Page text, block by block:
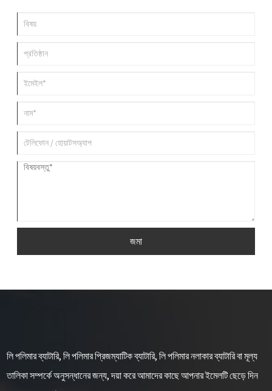
জমা
লি পলিমার ব্যাটারি, লি পলিমার প্রিজম্যাটিক ব্যাটারি, লি পলিমার নলাকার ব্যাটারি বা মূল্য
তালিকা সম্পর্কে অনুসন্ধানের জন্য, দয়া করে আমাদের কাছে আপনার ইমেলটি ছেড়ে দিন